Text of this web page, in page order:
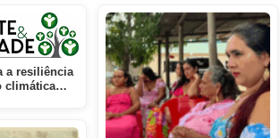
a resiliência
climática…